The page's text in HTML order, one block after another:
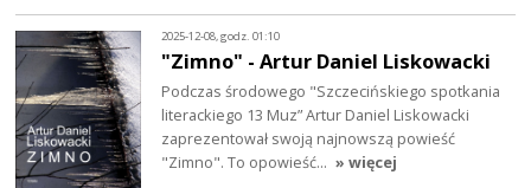
2025-12-08, godz. 01:10
"Zimno" - Artur Daniel Liskowacki
Podczas środowego "Szczecińskiego spotkania
literackiego 13 Muz” Artur Daniel Liskowacki
zaprezentował swoją najnowszą powieść
"Zimno". To opowieść… » więcej